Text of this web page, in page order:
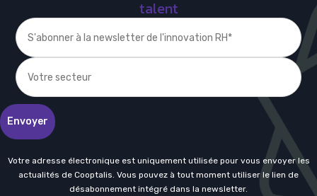
talent
Votre adresse électronique est uniquement utilisée pour vous envoyer les
actualités de Cooptalis. Vous pouvez à tout moment utiliser le lien de
désabonnement intégré dans la newsletter.